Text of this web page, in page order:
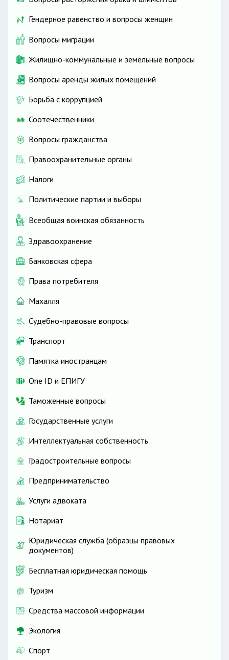
Гендерное равенство и вопросы женщин
Вопросы миграции
Жилищно-коммунальные и земельные вопросы
Вопросы аренды жилых помещений
Борьба с коррупцией
Соотечественники
Вопросы гражданства
Правоохранительные органы
Налоги
Политические партии и выборы
Всеобщая воинская обязанность
Здравоохранение
Банковская сфера
Права потребителя
Махалля
Судебно-правовые вопросы
Транспорт
Памятка иностранцам
One ID и ЕПИГУ
Таможенные вопросы
Государственные услуги
Интеллектуальная собственность
Градостроительные вопросы
Предпринимательство
Услуги адвоката
Нотариат
Юридическая служба (образцы правовых
документов)
Бесплатная юридическая помощь
Туризм
Средства массовой информации
Экология
Спорт